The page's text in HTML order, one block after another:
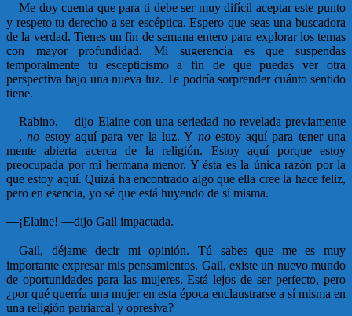
—Me doy cuenta que para ti debe ser muy difícil aceptar este punto
y respeto tu derecho a ser escéptica. Espero que seas una buscadora
de la verdad. Tienes un fin de semana entero para explorar los temas
con mayor profundidad. Mi sugerencia es que suspendas
temporalmente tu escepticismo a fin de que puedas ver otra
perspectiva bajo una nueva luz. Te podría sorprender cuánto sentido
tiene.
—Rabino, —dijo Elaine con una seriedad no revelada previamente
—,no estoy aquí para ver la luz. Y noestoy aquí para tener una
mente abierta acerca de la religión. Estoy aquí porque estoy
preocupada por mi hermana menor. Y ésta es la única razón por la
que estoy aquí. Quizá ha encontrado algo que ella cree la hace feliz,
pero en esencia, yo sé que está huyendo de sí misma.
—¡Elaine! —dijo Gail impactada.
—Gail, déjame decir mi opinión. Tú sabes que me es muy
importante expresar mis pensamientos. Gail, existe un nuevo mundo
de oportunidades para las mujeres. Está lejos de ser perfecto, pero
¿por qué querría una mujer en esta época enclaustrarse a sí misma en
una religión patriarcal y opresiva?